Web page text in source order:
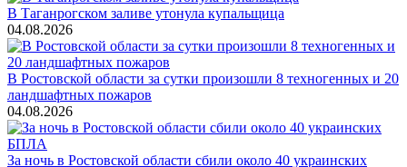
В Таганрогском заливе утонула купальщица
04.08.2026
В Ростовской области за сутки произошли 8 техногенных и 20
ландшафтных пожаров
04.08.2026
За ночь в Ростовской области сбили около 40 украинских